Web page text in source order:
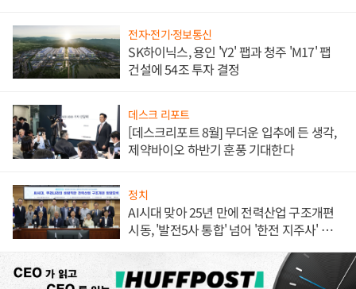
전자·전기·정보통신
SK하이닉스, 용인 'Y2' 팹과 청주 'M17' 팹
건설에 54조 투자 결정
데스크 리포트
[데스크리포트 8월] 무더운 입추에 든 생각,
제약바이오 하반기 훈풍 기대한다
정치
AI시대 맞아 25년 만에 전력산업 구조개편
시동, '발전5사 통합' 넘어 '한전 지주사' 재편